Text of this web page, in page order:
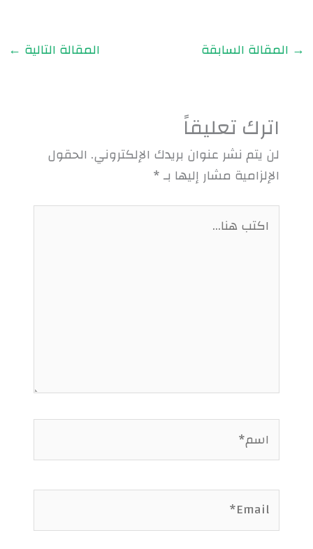
→ المقالة السابقة المقالة التالية ←
اترك تعليقاً
لن يتم نشر عنوان بريدك الإلكتروني. الحقول
الإلزامية مشار إليها بـ*
اكتب
هنا...
Email*